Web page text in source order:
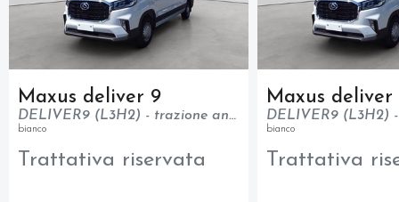
Maxus deliver 9
DELIVER9 (L3H2) - trazione anteriore - N1
bianco
Trattativa riservata
Maxus deliver
bianco
Trattativa